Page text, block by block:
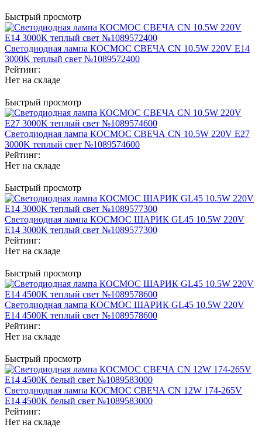
Быстрый просмотр
Светодиодная лампа КОСМОС СВЕЧА CN 10.5W 220V E14
3000K теплый свет №1089572400
Рейтинг:
Нет на складе
Быстрый просмотр
Светодиодная лампа КОСМОС СВЕЧА CN 10.5W 220V E27
3000K теплый свет №1089574600
Рейтинг:
Нет на складе
Быстрый просмотр
Светодиодная лампа КОСМОС ШАРИК GL45 10.5W 220V
E14 3000K теплый свет №1089577300
Рейтинг:
Нет на складе
Быстрый просмотр
Светодиодная лампа КОСМОС ШАРИК GL45 10.5W 220V
E14 4500K теплый свет №1089578600
Рейтинг:
Нет на складе
Быстрый просмотр
Светодиодная лампа КОСМОС СВЕЧА CN 12W 174-265V
E14 4500K белый свет №1089583000
Рейтинг:
Нет на складе